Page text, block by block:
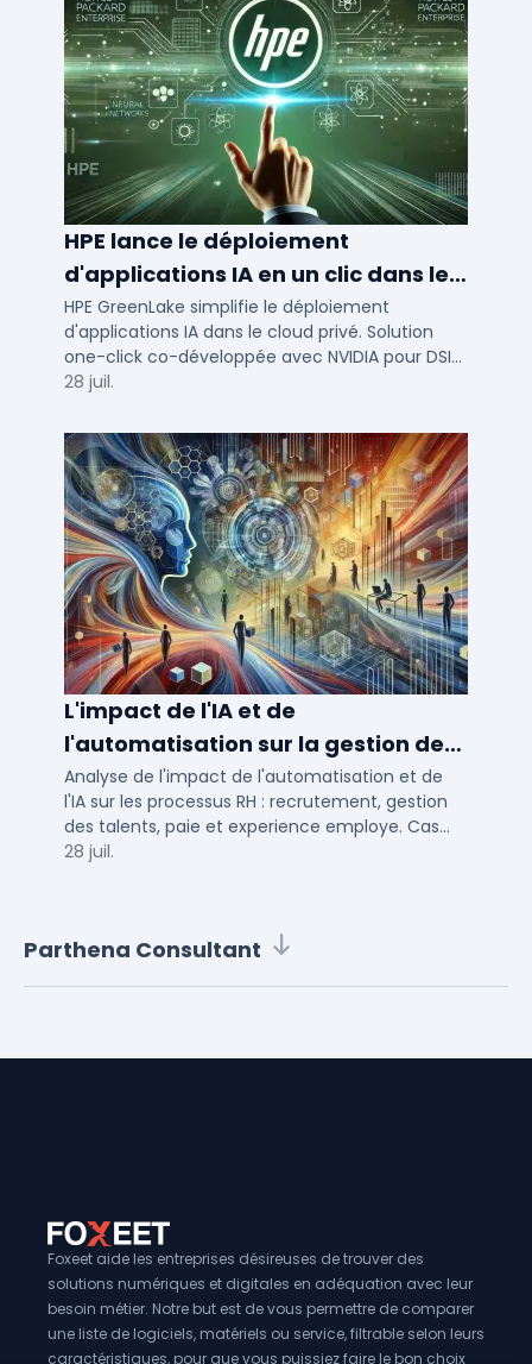
HPE lance le déploiement
d'applications IA en un clic dans le
cloud privé
HPE GreenLake simplifie le déploiement
d'applications IA dans le cloud privé. Solution
one-click co-développée avec NVIDIA pour DSI
de PME et ETI : performance et conformité.
28 juil.
L'impact de l'IA et de
l'automatisation sur la gestion des
talents RH
Analyse de l'impact de l'automatisation et de
l'IA sur les processus RH : recrutement, gestion
des talents, paie et experience employe. Cas
concrets pour TPE, PME et ETI en 2026.
28 juil.
Parthena Consultant
Foxeet aide les entreprises désireuses de trouver des
solutions numériques et digitales en adéquation avec leur
besoin métier. Notre but est de vous permettre de comparer
une liste de logiciels, matériels ou service, filtrable selon leurs
caractéristiques, pour que vous puissiez faire le bon choix